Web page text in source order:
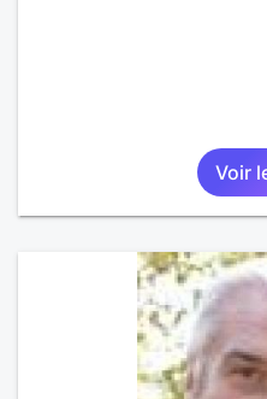
Voir